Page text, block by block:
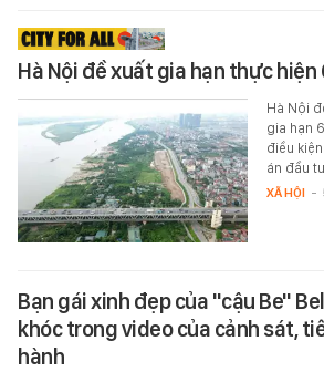
Hà Nội đề xuất gia hạn thực hiện
Hà Nội
gia hạn
điều
án đầu
XÃ HỘI -
Bạn gái xinh đẹp của "cậu Be"
khóc trong video của cảnh sát,
hành